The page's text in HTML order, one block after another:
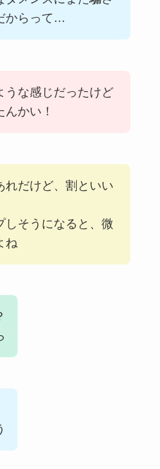
からって…
うな感じだったけど
かい！
れだけど、割といい
しそうになると、微
ね